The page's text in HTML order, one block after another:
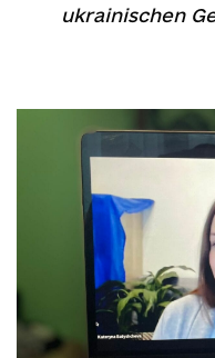
ukrainischen